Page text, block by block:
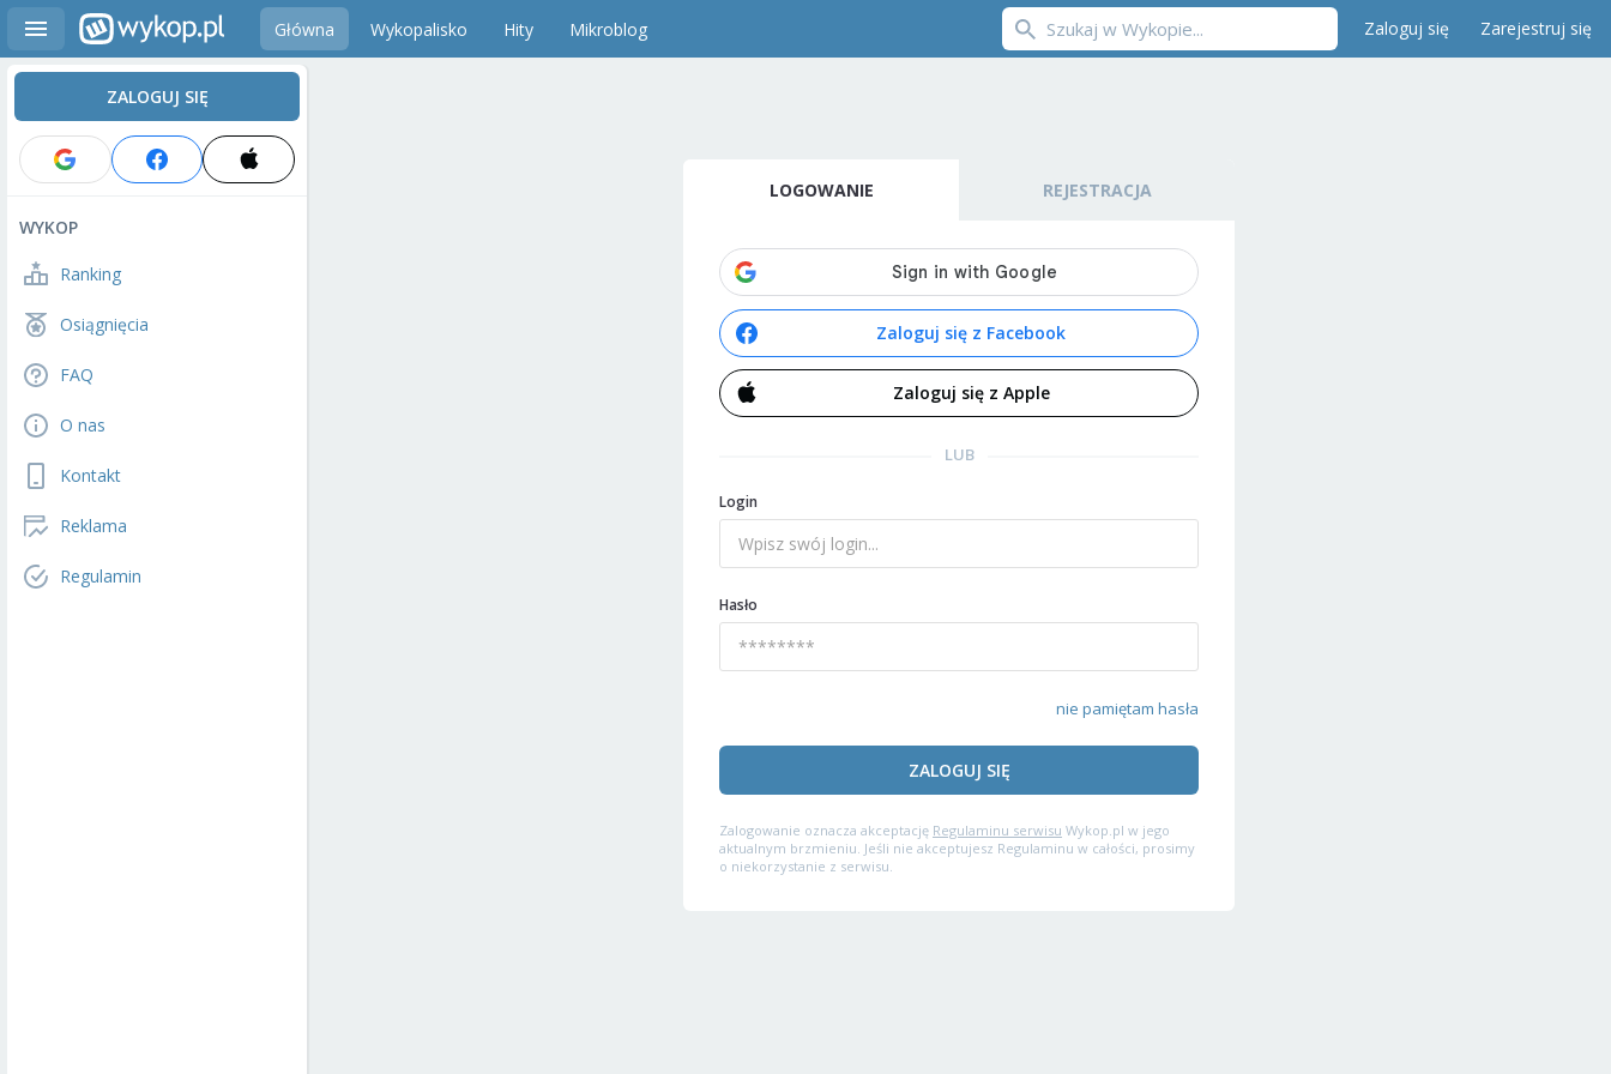
Główna Wykopalisko Hity Mikroblog Zaloguj się Zarejestruj się
ZALOGUJ SIĘ
WYKOP
Ranking
Osiągnięcia
FAQ
O nas
Kontakt
Reklama
Regulamin
LOGOWANIE REJESTRACJA
Zaloguj się z Facebook
Zaloguj się z Apple
LUB
Login
Hasło
nie pamiętam hasła
ZALOGUJ SIĘ
Zalogowanie oznacza akceptację Regulaminu serwisu Wykop.pl w jego
aktualnym brzmieniu. Jeśli nie akceptujesz Regulaminu w całości, prosimy
o niekorzystanie z serwisu.